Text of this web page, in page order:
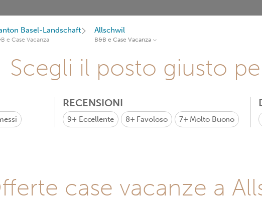
Basel-Landschaft
e Case Vacanza
Allschwil
B&B e Case Vacanza
Scegli il posto giusto
RECENSIONI
9+ Eccellente 8+ Favoloso 7+ Molto Buono
case vacanze a